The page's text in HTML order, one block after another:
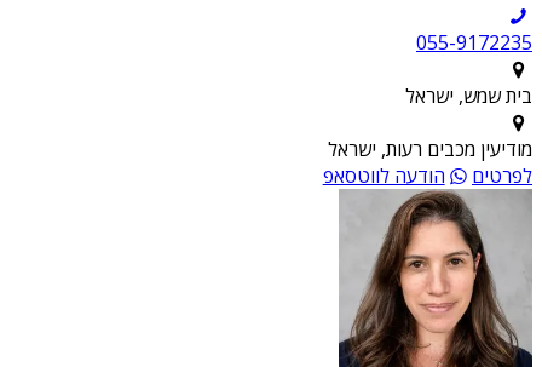
055-9172235
בית שמש, ישראל
מודיעין מכבים רעות, ישראל
לפרטים
הודעה לווטסאפ